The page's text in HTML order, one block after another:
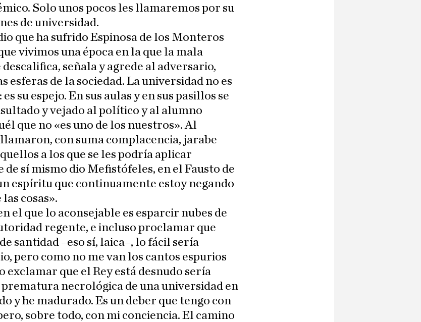
Solo unos pocos les llamaremos por su
de universidad.
que ha sufrido Espinosa de los Monteros
vivimos una época en la que la mala
señala y agrede al adversario,
esferas de la sociedad. La universidad no es
su espejo. En sus aulas y en sus pasillos se
y vejado al político y al alumno
que no «es uno de los nuestros». Al
con suma complacencia, jarabe
a los que se les podría aplicar
de sí mismo dio Mefistófeles, en el Fausto de
espíritu que continuamente estoy negando
cosas».
el que lo aconsejable es esparcir nubes de
regente, e incluso proclamar que
santidad –eso sí, laica–, lo fácil sería
pero como no me van los cantos espurios
exclamar que el Rey está desnudo sería
necrológica de una universidad en
y he madurado. Es un deber que tengo con
sobre todo, con mi conciencia. El camino